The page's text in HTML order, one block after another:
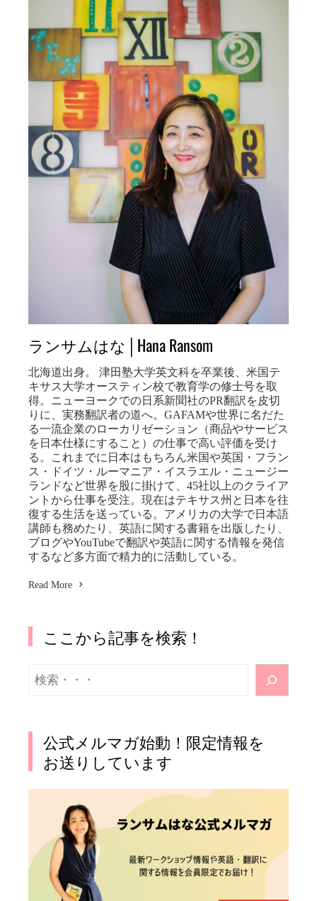
ランサムはな│Hana Ransom
北海道出身。 津田塾大学英文科を卒業後、米国テ
キサス大学オースティン校で教育学の修士号を取
得。ニューヨークでの日系新聞社のPR翻訳を皮切
りに、実務翻訳者の道へ。GAFAMや世界に名だた
る一流企業のローカリゼーション（商品やサービス
を日本仕様にすること）の仕事で高い評価を受け
る。これまでに日本はもちろん米国や英国・フラン
ス・ドイツ・ルーマニア・イスラエル・ニュージー
ランドなど世界を股に掛けて、45社以上のクライア
ントから仕事を受注。現在はテキサス州と日本を往
復する生活を送っている。アメリカの大学で日本語
講師も務めたり、英語に関する書籍を出版したり、
ブログやYouTubeで翻訳や英語に関する情報を発信
するなど多方面で精力的に活動している。
Read More
ここから記事を検索！
索
公式メルマガ始動！限定情報を
お送りしています